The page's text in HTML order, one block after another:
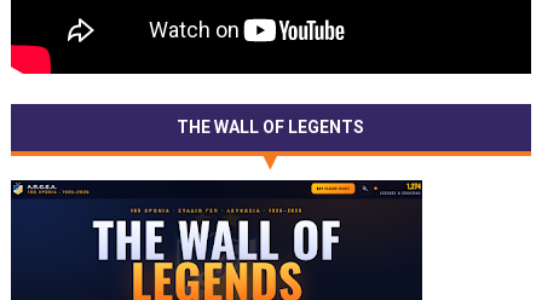
THE WALL OF LEGENTS